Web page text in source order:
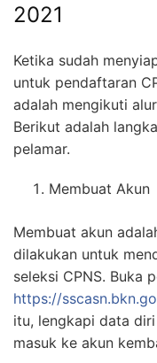
2021
Ketika sudah
untuk pendaftaran
adalah mengikuti
Berikut adalah
pelamar.
Membuat Akun
Membuat akun
dilakukan untuk
seleksi CPNS. Buka
https://
itu, lengkapi data
masuk ke akun